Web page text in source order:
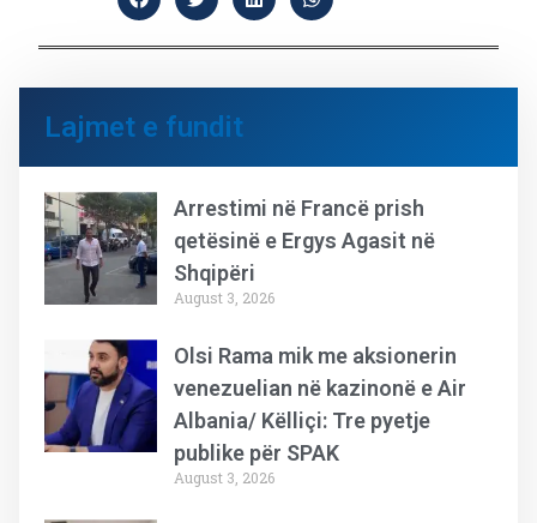
Lajmet e fundit
Arrestimi në Francë prish
qetësinë e Ergys Agasit në
Shqipëri
August 3, 2026
Olsi Rama mik me aksionerin
venezuelian në kazinonë e Air
Albania/ Këlliçi: Tre pyetje
publike për SPAK
August 3, 2026